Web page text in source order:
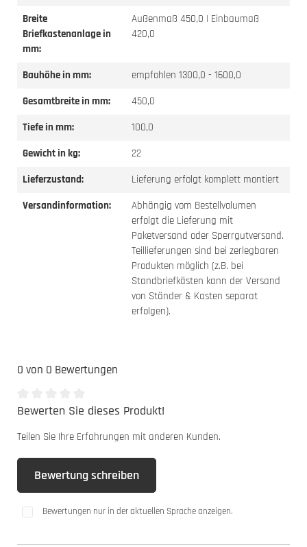
Breite
Briefkastenanlage in
mm:
Außenmaß 450,0 | Einbaumaß
420,0
Bauhöhe in mm:
empfohlen 1300,0 - 1600,0
Gesamtbreite in mm:
450,0
Tiefe in mm:
100,0
Gewicht in kg:
22
Lieferzustand:
Lieferung erfolgt komplett montiert
Versandinformation:
Abhängig vom Bestellvolumen
erfolgt die Lieferung mit
Paketversand oder Sperrgutversand.
Teillieferungen sind bei zerlegbaren
Produkten möglich (z.B. bei
Standbriefkästen kann der Versand
von Ständer & Kasten separat
erfolgen).
0 von 0 Bewertungen
Durchschnittliche Bewertung von 0 von 5 Sternen
Bewerten Sie dieses Produkt!
Teilen Sie Ihre Erfahrungen mit anderen Kunden.
Bewertung schreiben
Bewertungen nur in der aktuellen Sprache anzeigen.